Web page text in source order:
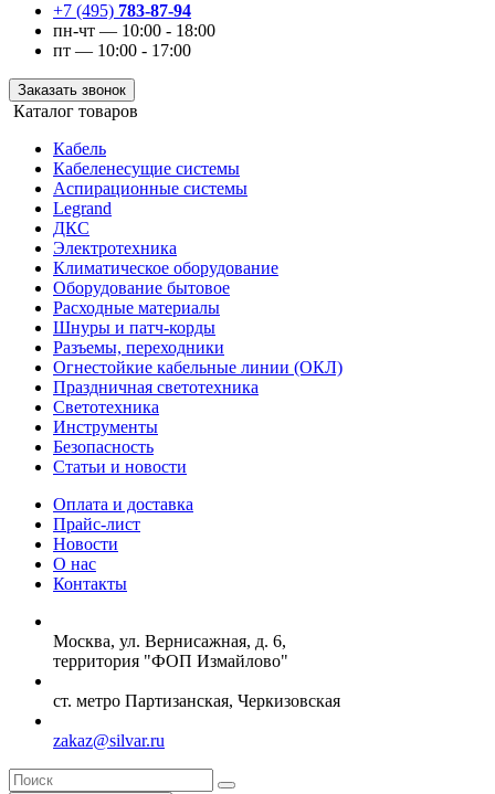
+7 (495) 783-87-94
пн-чт — 10:00 - 18:00
пт — 10:00 - 17:00
Заказать звонок
Каталог товаров
Кабель
Кабеленесущие системы
Аспирационные системы
Legrand
ДКС
Электротехника
Климатическое оборудование
Оборудование бытовое
Расходные материалы
Шнуры и патч-корды
Разъемы, переходники
Огнестойкие кабельные линии (ОКЛ)
Праздничная светотехника
Светотехника
Инструменты
Безопасность
Статьи и новости
Оплата и доставка
Прайс-лист
Новости
О нас
Контакты
Москва, ул. Вернисажная, д. 6,
территория "ФОП Измайлово"
ст. метро Партизанская, Черкизовская
zakaz@silvar.ru